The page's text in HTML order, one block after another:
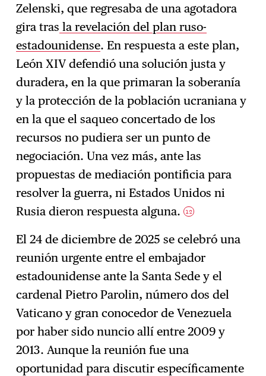
Zelenski, que regresaba de una agotadora
gira tras la revelación del plan ruso-
estadounidense. En respuesta a este plan,
León XIV defendió una solución justa y
duradera, en la que primaran la soberanía
y la protección de la población ucraniana y
en la que el saqueo concertado de los
recursos no pudiera ser un punto de
negociación. Una vez más, ante las
propuestas de mediación pontificia para
resolver la guerra, ni Estados Unidos ni
Rusia dieron respuesta alguna.12
El 24 de diciembre de 2025 se celebró una
reunión urgente entre el embajador
estadounidense ante la Santa Sede y el
cardenal Pietro Parolin, número dos del
Vaticano y gran conocedor de Venezuela
por haber sido nuncio allí entre 2009 y
2013. Aunque la reunión fue una
oportunidad para discutir específicamente